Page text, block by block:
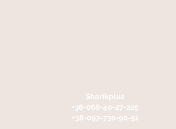
Sharikplus
+38-066-40-27-225
+38-097-730-90-51